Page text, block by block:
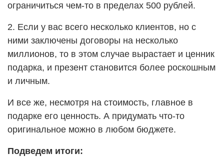
ограничиться чем-то в пределах 500 рублей.
2. Если у вас всего несколько клиентов, но с
ними заключены договоры на несколько
миллионов, то в этом случае вырастает и ценник
подарка, и презент становится более роскошным
и личным.
И все же, несмотря на стоимость, главное в
подарке его ценность. А придумать что-то
оригинальное можно в любом бюджете.
Подведем итоги: